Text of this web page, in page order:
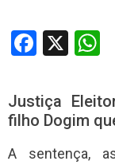
X
Justiça
filho Dogim
A sentença,